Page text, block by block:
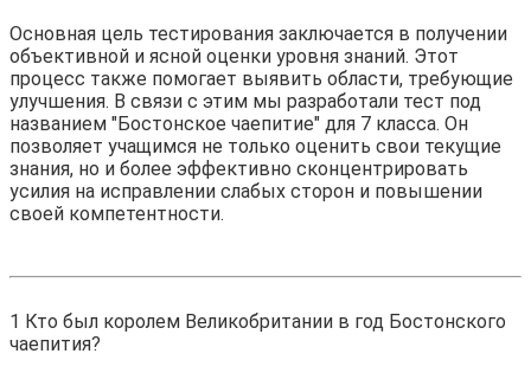
Основная цель тестирования заключается в получении
объективной и ясной оценки уровня знаний. Этот
процесс также помогает выявить области, требующие
улучшения. В связи с этим мы разработали тест под
названием "Бостонское чаепитие" для 7 класса. Он
позволяет учащимся не только оценить свои текущие
знания, но и более эффективно сконцентрировать
усилия на исправлении слабых сторон и повышении
своей компетентности.
1 Кто был королем Великобритании в год Бостонского
чаепития?